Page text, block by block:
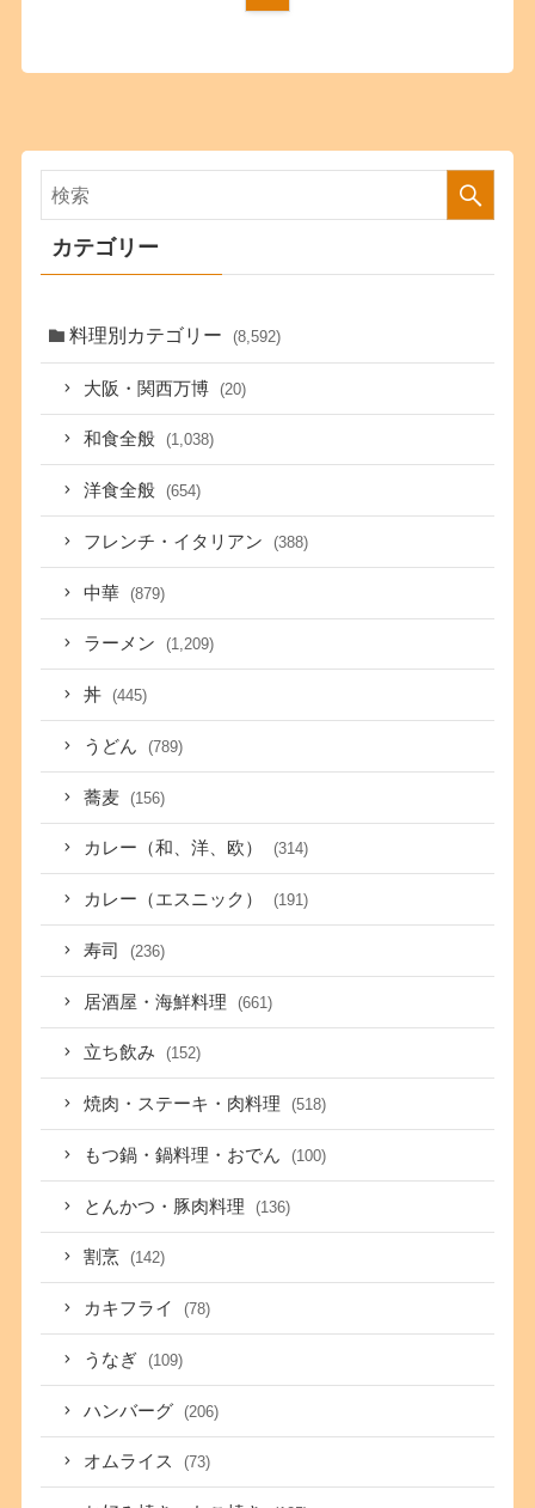
カテゴリー
料理別カテゴリー (8,592)
大阪・関西万博 (20)
和食全般 (1,038)
洋食全般 (654)
フレンチ・イタリアン (388)
中華 (879)
ラーメン (1,209)
丼 (445)
うどん (789)
蕎麦 (156)
カレー（和、洋、欧） (314)
カレー（エスニック） (191)
寿司 (236)
居酒屋・海鮮料理 (661)
立ち飲み (152)
焼肉・ステーキ・肉料理 (518)
もつ鍋・鍋料理・おでん (100)
とんかつ・豚肉料理 (136)
割烹 (142)
カキフライ (78)
うなぎ (109)
ハンバーグ (206)
オムライス (73)